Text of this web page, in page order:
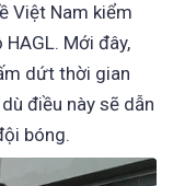
Việt Nam kiểm
Mới đây,
dứt thời gian
điều này sẽ dẫn
bóng.